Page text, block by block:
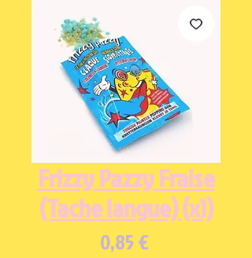
Frizzy Pazzy Fraise
(Tache langue) (x1)
0,85 €Prix